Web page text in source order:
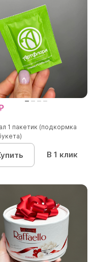
1 пакетик (подкормка
В 1 клик